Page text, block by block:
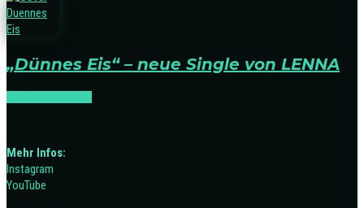
„Dünnes Eis“ – neue Single von LENNA
Mehr Infos:
Instagram
YouTube